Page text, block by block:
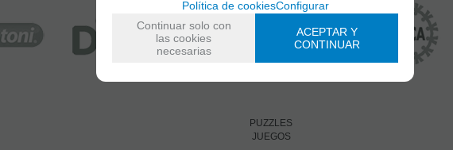
PUZZLES
JUEGOS
Política de cookiesConfigurar
Continuar solo con
las cookies
necesarias
ACEPTAR Y
CONTINUAR